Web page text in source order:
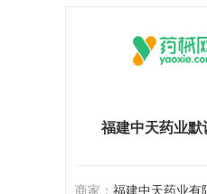
福建中天药业默
商家： 福建中天药业有